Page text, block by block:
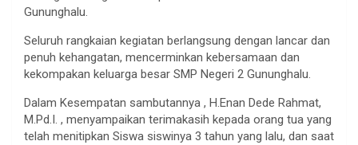
Gununghalu.
Seluruh rangkaian kegiatan berlangsung dengan lancar dan
penuh kehangatan, mencerminkan kebersamaan dan
kekompakan keluarga besar SMP Negeri 2 Gununghalu.
Dalam Kesempatan sambutannya , H.Enan Dede Rahmat,
M.Pd.I. , menyampaikan terimakasih kepada orang tua yang
telah menitipkan Siswa siswinya 3 tahun yang lalu, dan saat